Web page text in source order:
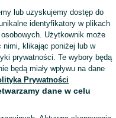
Wyświetlenia:
Wyślij wiadomość
lub uzyskujemy dostęp do
identyfikatory w plikach
Użytkownik może
nimi, klikając poniżej lub w
prywatności. Te wybory będą
będą miały wpływu na dane
Prywatności
dane w celu